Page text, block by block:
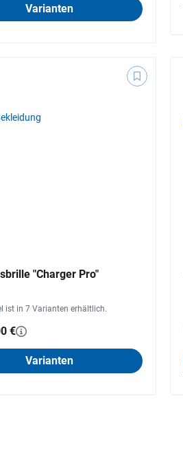
Varianten
"Charger Pro"
ist in 7 Varianten erhältlich.
€
Varianten